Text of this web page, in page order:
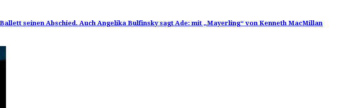
seinen Abschied. Auch Angelika Bulfinsky sagt Ade: mit „Mayerling“ von Kenneth MacMillan